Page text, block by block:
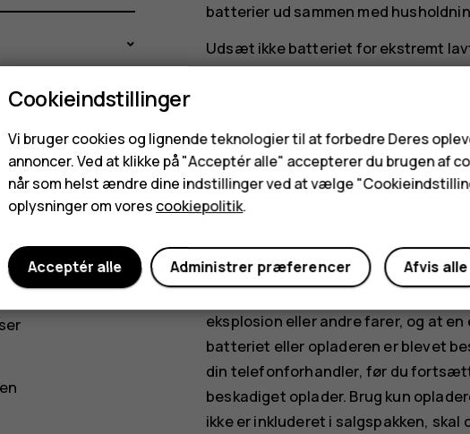
batterier ud sammen med
Udsæt ikke batteriet for ekstremt
du brænder det kasserede batteri,
Batteriet må ikke skilles ad, skæres
et batteri lækker, må væsken ikke
straks skylle de berørte områder
indsættes fremmedlegemer i det.
Brug kun batteriet og opladeren til
godkendte eller ikke-kompatible
eksplosion eller andre farer, og at
batteriet eller opladeren er blevet
din telefonforhandler, før du
beskadiget oplader. Brug kun
ikke er inkluderet i salgspakken,
Cookieindstillinger
Vi bruger cookies og lignende teknologier til at forbedre Deres
annoncer. Ved at klikke på "Acceptér alle" accepterer du brugen af
når som helst ændre dine indstillinger ved at vælge
oplysninger om vores cookiepolitik.
Afvis alle
Administrer præferencer
Acceptér alle